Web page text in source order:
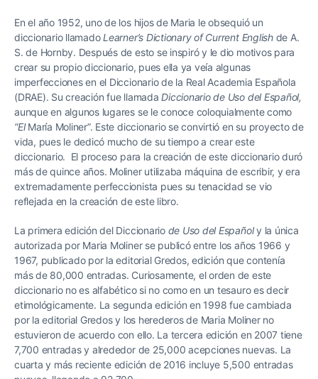
En el año 1952, uno de los hijos de Maria le obsequió un
diccionario llamadoLearner’s Dictionary of Current Englishde A.
S. de Hornby. Después de esto se inspiró y le dio motivos para
crear su propio diccionario, pues ella ya veía algunas
imperfecciones en el Diccionario de la Real Academia Española
(DRAE). Su creación fue llamadaDiccionario de Uso del Español,
aunque en algunos lugares se le conoce coloquialmente como
“ElMaría Moliner”. Este diccionario se convirtió en su proyecto de
vida, pues le dedicó mucho de su tiempo a crear este
diccionario. El proceso para la creación de este diccionario duró
más de quince años. Moliner utilizaba máquina de escribir, y era
extremadamente perfeccionista pues su tenacidad se vio
reflejada en la creación de este libro.
La primera edición del Diccionariode Uso del Españoly la única
autorizada por Maria Moliner se publicó entre los años 1966 y
1967, publicado por la editorial Gredos, edición que contenía
más de 80,000 entradas. Curiosamente, el orden de este
diccionario no es alfabético si no como en un tesauro es decir
etimológicamente. La segunda edición en 1998 fue cambiada
por la editorial Gredos y los herederos de Maria Moliner no
estuvieron de acuerdo con ello. La tercera edición en 2007 tiene
7,700 entradas y alrededor de 25,000 acepciones nuevas. La
cuarta y más reciente edición de 2016 incluye 5,500 entradas